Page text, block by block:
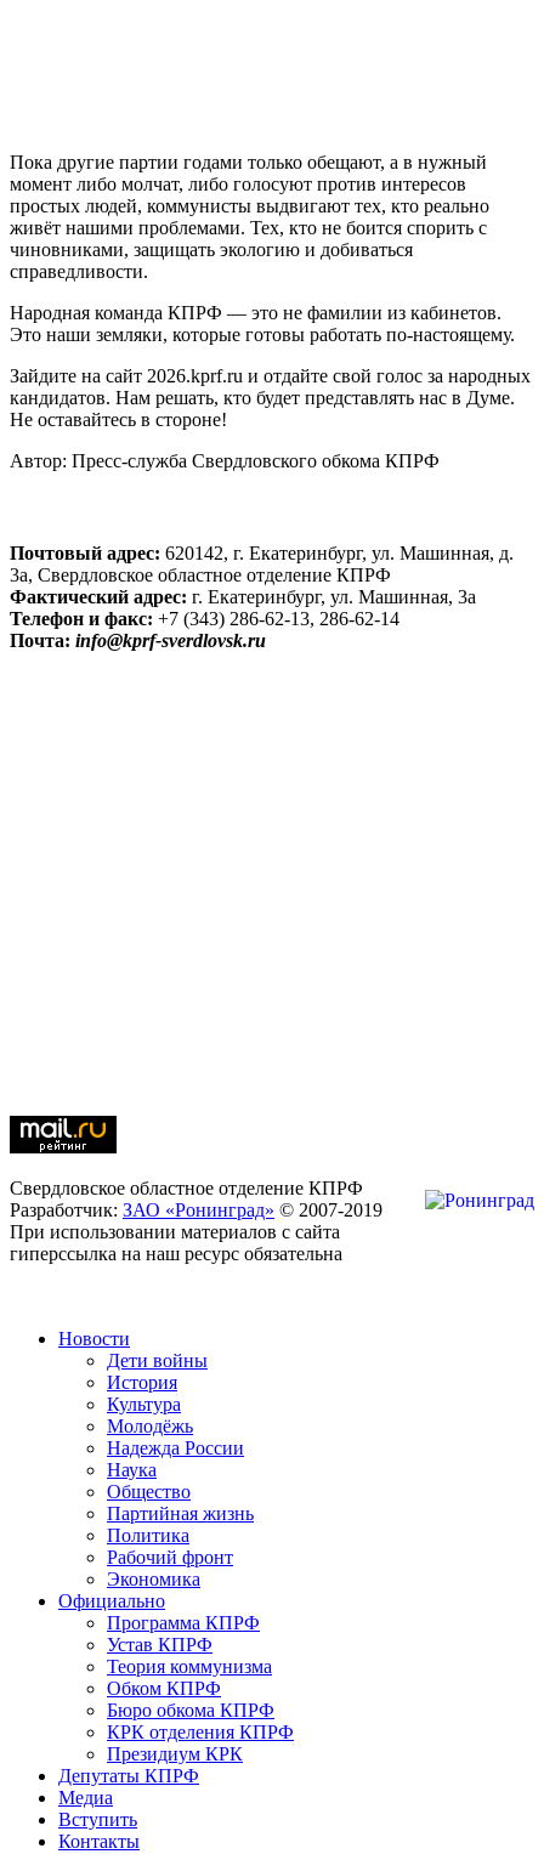
Пока другие партии годами только обещают, а в нужный
момент либо молчат, либо голосуют против интересов
простых людей, коммунисты выдвигают тех, кто реально
живёт нашими проблемами. Тех, кто не боится спорить с
чиновниками, защищать экологию и добиваться
справедливости.
Народная команда КПРФ — это не фамилии из кабинетов.
Это наши земляки, которые готовы работать по‑настоящему.
Зайдите на сайт 2026.kprf.ru и отдайте свой голос за народных
кандидатов. Нам решать, кто будет представлять нас в Думе.
Не оставайтесь в стороне!
Автор: Пресс-служба Свердловского обкома КПРФ
Почтовый адрес: 620142, г. Екатеринбург, ул. Машинная, д.
3а, Свердловское областное отделение КПРФ
Фактический адрес: г. Екатеринбург, ул. Машинная, 3а
Телефон и факс: +7 (343) 286-62-13, 286-62-14
Почта: info@kprf-sverdlovsk.ru
Свердловское областное отделение КПРФ
Разработчик: ЗАО «Ронинград» © 2007-2019
При использовании материалов с сайта
гиперссылка на наш ресурс обязательна
Новости
Дети войны
История
Культура
Молодёжь
Надежда России
Наука
Общество
Партийная жизнь
Политика
Рабочий фронт
Экономика
Официально
Программа КПРФ
Устав КПРФ
Теория коммунизма
Обком КПРФ
Бюро обкома КПРФ
КРК отделения КПРФ
Президиум КРК
Депутаты КПРФ
Медиа
Вступить
Контакты